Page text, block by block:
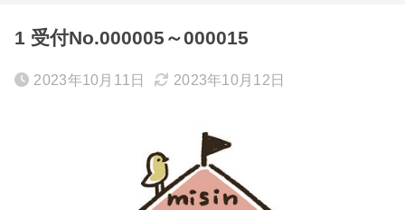
1 受付No.000005～000015
2023年10月11日 2023年10月12日